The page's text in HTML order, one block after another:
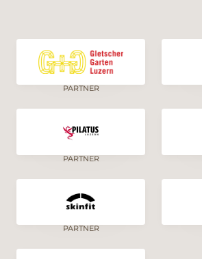
PARTNER
PARTNER
PARTNER